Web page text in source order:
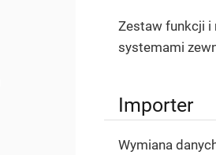
Zestaw funkcji i
systemami
Importer
Wymiana